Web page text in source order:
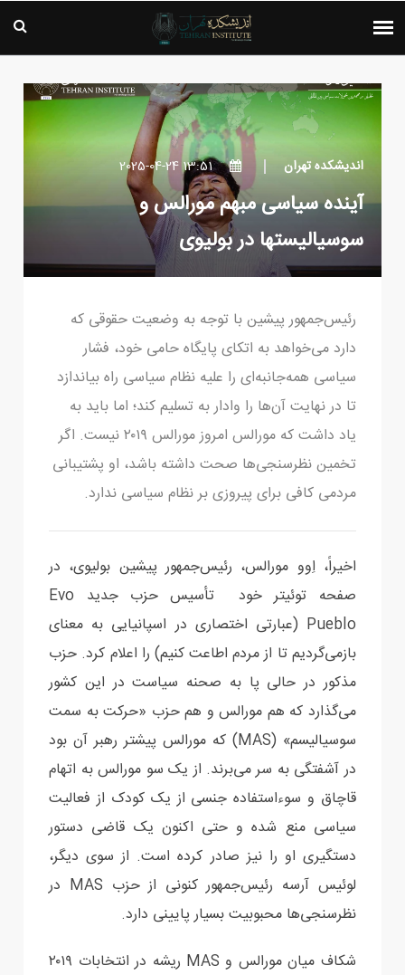
اندیشکده تهران 13:51 2025-04-24
آینده سیاسی مبهم مورالس و
سوسیالیست‎ها در بولیوی
رئیس‌جمهور پیشین با توجه به وضعیت حقوقی که
دارد می‌خواهد به اتکای پایگاه حامی خود، فشار
سیاسی همه‌جانبه‌ای را علیه نظام سیاسی راه بیاندازد
تا در نهایت آن‌ها را وادار به تسلیم کند؛ اما باید به
یاد داشت که مورالس امروز مورالس ۲۰۱۹ نیست. اگر
تخمین نظرسنجی‌ها صحت داشته باشد، او پشتیبانی
مردمی کافی برای پیروزی بر نظام سیاسی ندارد.
اخیراً، اِوو مورالس، رئیس‌جمهور پیشین بولیوی، در
صفحه توئیتر خود تأسیس حزب جدید Evo
Pueblo (عبارتی اختصاری در اسپانیایی به معنای
بازمی‌گردیم تا از مردم اطاعت کنیم) را اعلام کرد. حزب
مذکور در حالی پا به صحنه سیاست در این کشور
می‌گذارد که هم مورالس و هم حزب «حرکت به سمت
سوسیالیسم» (MAS) که مورالس پیشتر رهبر آن بود
در آشفتگی به سر می‌برند. از یک سو مورالس به اتهام
قاچاق و سوءاستفاده جنسی از یک کودک از فعالیت‌
سیاسی منع شده و حتی اکنون یک قاضی دستور
دستگیری او را نیز صادر کرده است. از سوی دیگر،
لوئیس آرسه رئیس‌جمهور کنونی از حزب MAS در
نظرسنجی‌ها محبوبیت بسیار پایینی دارد.
شکاف میان مورالس و MAS ریشه در انتخابات ۲۰۱۹